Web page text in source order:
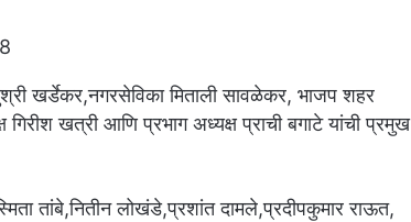
खर्डेकर,नगरसेविका मिताली सावळेकर, भाजप शहर
खत्री आणि प्रभाग अध्यक्ष प्राची बगाटे यांची प्रमुख
तांबे,नितीन लोखंडे,प्रशांत दामले,प्रदीपकुमार राऊत,